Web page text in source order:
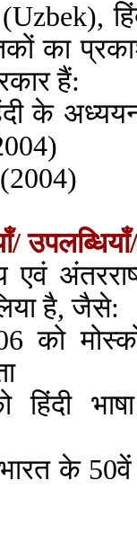
का
हैं:
के
है, जैसे:
को
हिंदी
के